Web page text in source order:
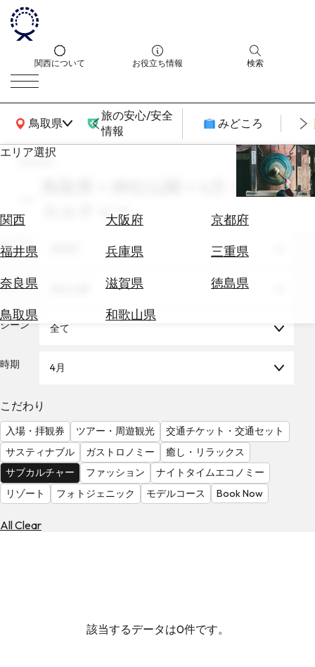
関西について お役立ち情報 検索
鳥取県
関西広域MAP
旅の安心/安全
情報
みどころ
エリア選択
関西 大阪府
京都府
福井県
兵庫県
三重県
奈良県
滋賀県
徳島県
鳥取県
和歌山県
エ
券
テ
を
る
気
を
見
る
search
鳥取県 × 神社仏閣 × 4月 × サブ
カルチャー
エリア
テーマ
シーン 全て
時期 4月
こだわり
入場・拝観券 ツアー・周遊観光
交通チケット・交通セット
サスティナブル
ガストロノミー
癒し・リラックス
サブカルチャー
ファッション
ナイトタイムエコノミー
リゾート
フォトジェニック モデルコース Book Now
All Clear
該当するデータは0件です。